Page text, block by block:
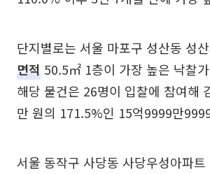
단지별로는 서울 마포구 성산동 성
면적 50.5㎡ 1층이 가장 높은 낙찰
해당 물건은 26명이 입찰에 참여해
만 원의 171.5%인 15억9999만
서울 동작구 사당동 사당우성아파